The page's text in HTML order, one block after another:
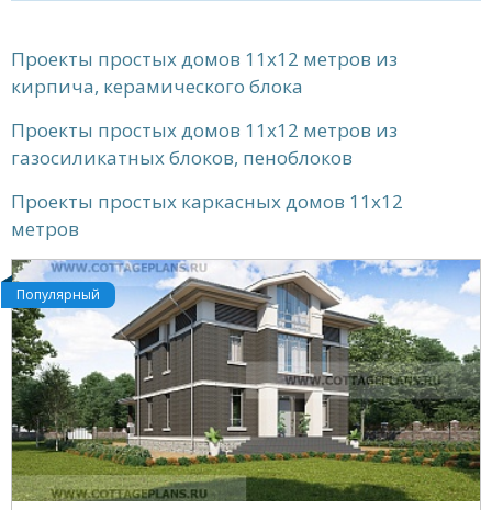
Проекты простых домов 11x12 метров из
кирпича, керамического блока
Проекты простых домов 11x12 метров из
газосиликатных блоков, пеноблоков
Проекты простых каркасных домов 11x12
метров
Популярный